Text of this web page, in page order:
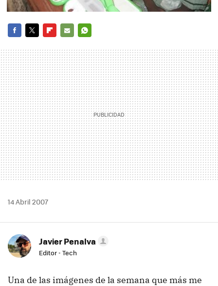
MAIL
14 Abril 2007
Javier Penalva
Editor - Tech
Una de las imágenes de la semana que más me